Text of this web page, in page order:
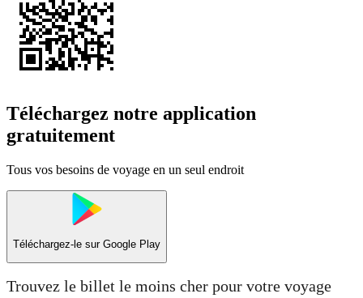
Téléchargez notre application
gratuitement
Tous vos besoins de voyage en un seul endroit
Téléchargez-le sur Google Play
Trouvez le billet le moins cher pour votre voyage